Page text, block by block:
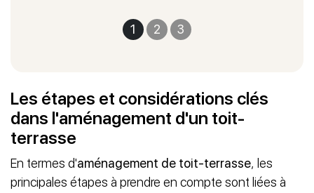
1 2 3
Les étapes et considérations clés
dans l'aménagement d'un toit-
terrasse
En termes d'aménagement de toit-terrasse, les
principales étapes à prendre en compte sont liées à